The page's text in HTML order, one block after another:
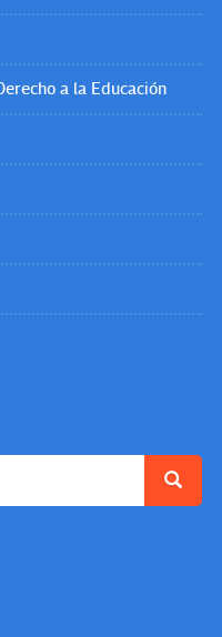
a la Educación